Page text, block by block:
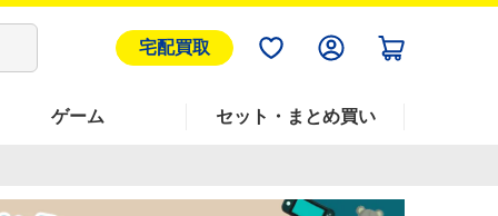
宅配買取
ゲーム セット・まとめ買い